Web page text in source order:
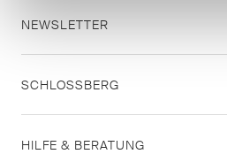
NEWSLETTER
SCHLOSSBERG
HILFE & BERATUNG